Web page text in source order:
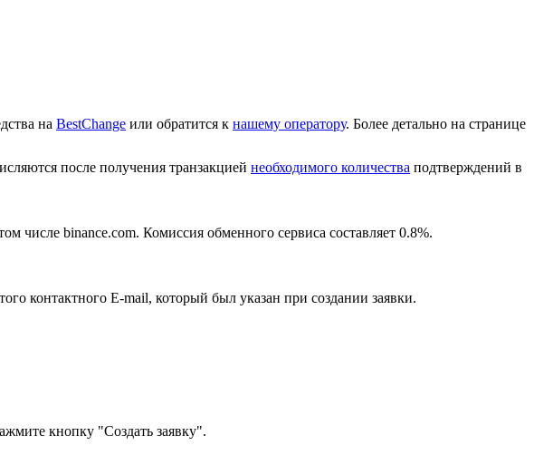
на BestChange или обратится к нашему оператору. Более детально на странице
после получения транзакцией необходимого количества подтверждений в
числе binance.com. Комиссия обменного сервиса составляет 0.8%.
контактного Е-mail, который был указан при создании заявки.
кнопку "Создать заявку".